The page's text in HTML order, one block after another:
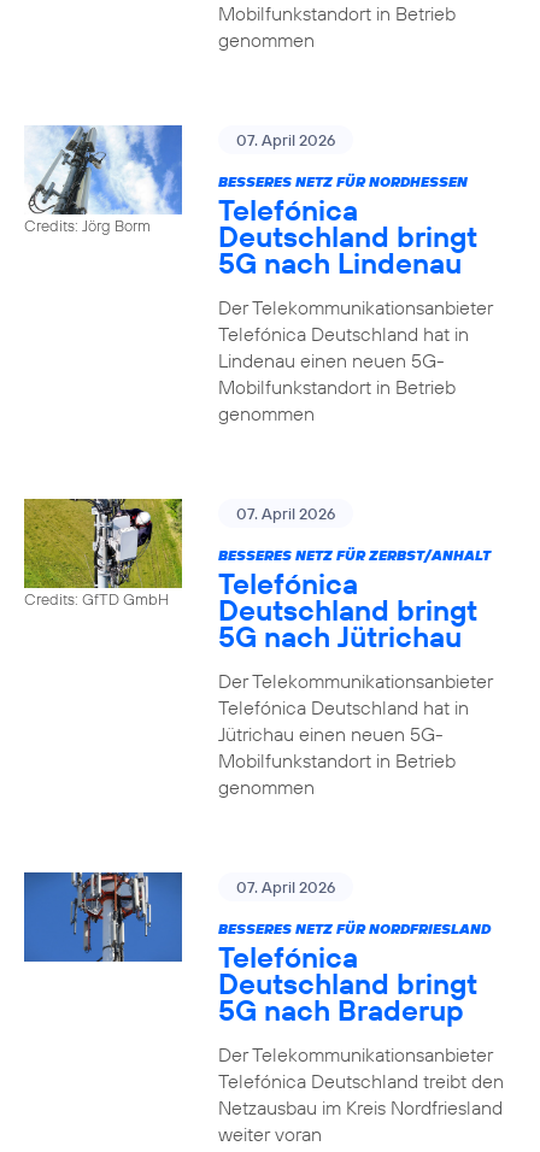
Mobilfunkstandort in Betrieb
genommen
Credits: Jörg Borm
07. April 2026
BESSERES NETZ FÜR NORDHESSEN
Telefónica
Deutschland bringt
5G nach Lindenau
Der Telekommunikationsanbieter
Telefónica Deutschland hat in
Lindenau einen neuen 5G-
Mobilfunkstandort in Betrieb
genommen
Credits: GfTD GmbH
07. April 2026
BESSERES NETZ FÜR ZERBST/ANHALT
Telefónica
Deutschland bringt
5G nach Jütrichau
Der Telekommunikationsanbieter
Telefónica Deutschland hat in
Jütrichau einen neuen 5G-
Mobilfunkstandort in Betrieb
genommen
07. April 2026
BESSERES NETZ FÜR NORDFRIESLAND
Telefónica
Deutschland bringt
5G nach Braderup
Der Telekommunikationsanbieter
Telefónica Deutschland treibt den
Netzausbau im Kreis Nordfriesland
weiter voran